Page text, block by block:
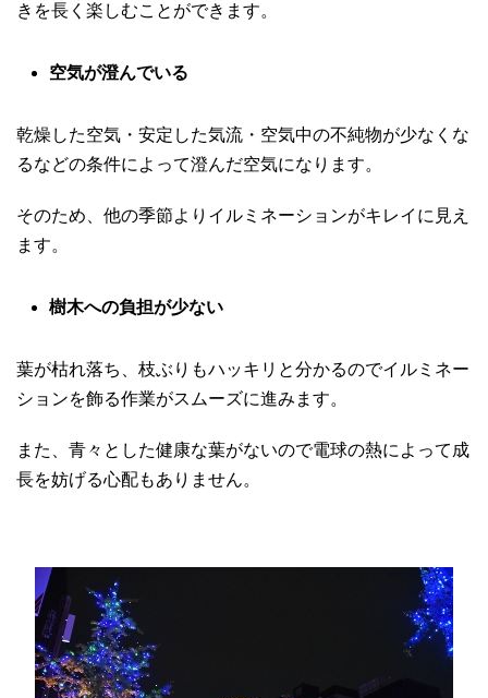
きを長く楽しむことができます。
空気が澄んでいる
乾燥した空気・安定した気流・空気中の不純物が少なくな
るなどの条件によって澄んだ空気になります。
そのため、他の季節よりイルミネーションがキレイに見え
ます。
樹木への負担が少ない
葉が枯れ落ち、枝ぶりもハッキリと分かるのでイルミネー
ションを飾る作業がスムーズに進みます。
また、青々とした健康な葉がないので電球の熱によって成
長を妨げる心配もありません。